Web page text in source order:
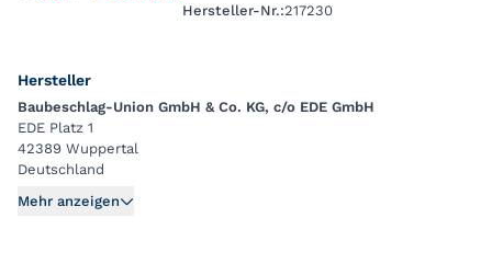
Hersteller-Nr.:217230
Hersteller
Baubeschlag-Union GmbH & Co. KG, c/o EDE GmbH
EDE Platz 1
42389 Wuppertal
Deutschland
Mehr anzeigen